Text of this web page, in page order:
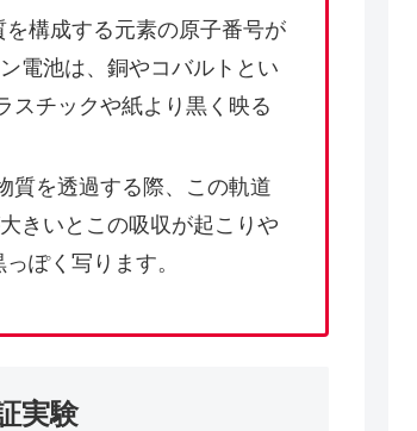
構成する元素の原子番号が
電池は、銅やコバルトとい
スチックや紙より黒く映る
質を透過する際、この軌道
きいとこの吸収が起こりや
ぽく写ります。
実験